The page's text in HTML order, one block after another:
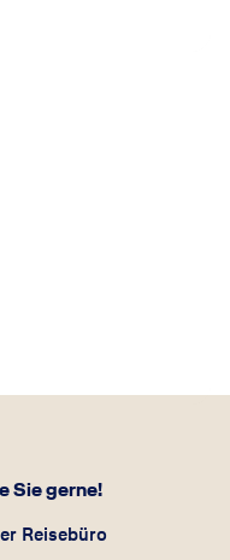
Sie gerne!
Reisebüro